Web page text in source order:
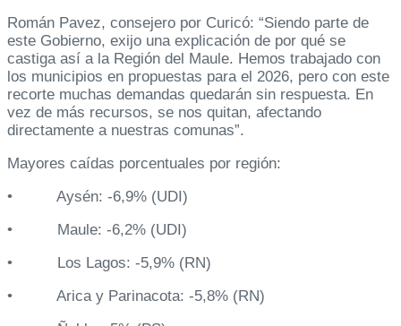
Román Pavez, consejero por Curicó: “Siendo parte de
este Gobierno, exijo una explicación de por qué se
castiga así a la Región del Maule. Hemos trabajado con
los municipios en propuestas para el 2026, pero con este
recorte muchas demandas quedarán sin respuesta. En
vez de más recursos, se nos quitan, afectando
directamente a nuestras comunas”.
Mayores caídas porcentuales por región:
• Aysén: -6,9% (UDI)
• Maule: -6,2% (UDI)
• Los Lagos: -5,9% (RN)
• Arica y Parinacota: -5,8% (RN)